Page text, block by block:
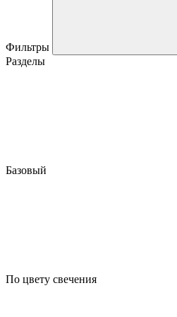
Фильтры
Разделы
Базовый
По цвету свечения